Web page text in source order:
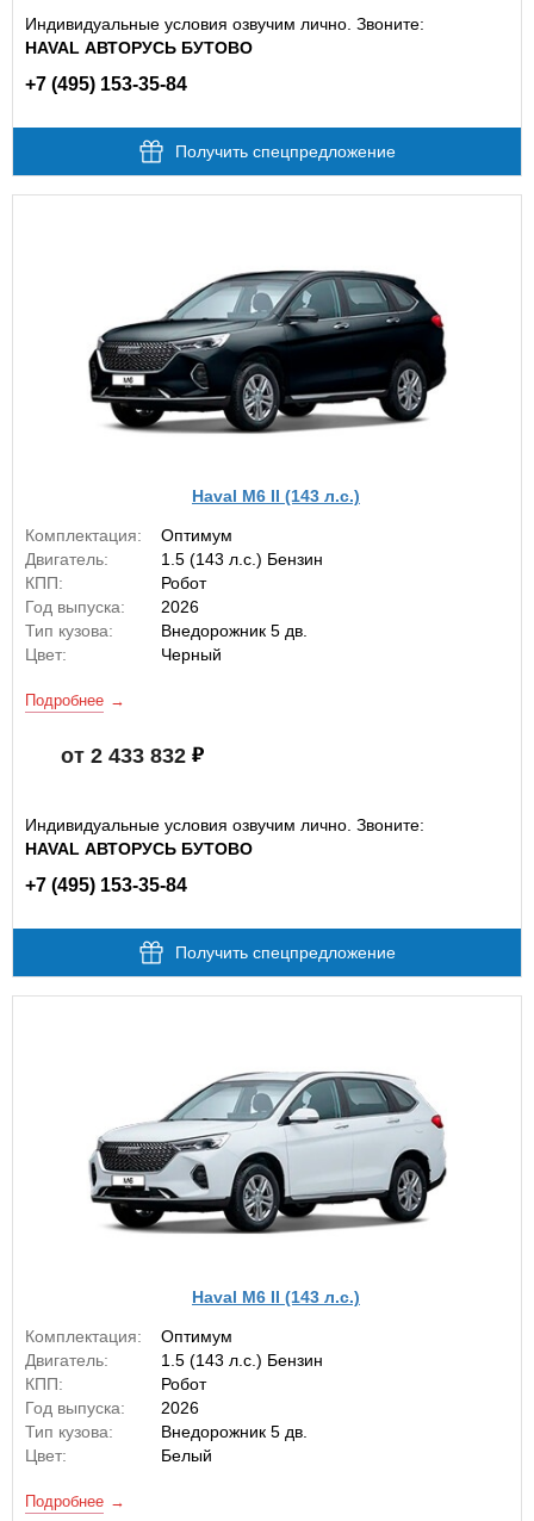
Индивидуальные условия озвучим лично. Звоните:
HAVAL АВТОРУСЬ БУТОВО
+7 (495) 153-35-84
Получить спецпредложение
Haval M6 II (143 л.с.)
Комплектация:
Оптимум
Двигатель:
1.5 (143 л.с.) Бензин
КПП:
Робот
Год выпуска:
2026
Тип кузова:
Внедорожник 5 дв.
Цвет:
Черный
Подробнее
от 2 433 832
Индивидуальные условия озвучим лично. Звоните:
HAVAL АВТОРУСЬ БУТОВО
+7 (495) 153-35-84
Получить спецпредложение
Haval M6 II (143 л.с.)
Комплектация:
Оптимум
Двигатель:
1.5 (143 л.с.) Бензин
КПП:
Робот
Год выпуска:
2026
Тип кузова:
Внедорожник 5 дв.
Цвет:
Белый
Подробнее